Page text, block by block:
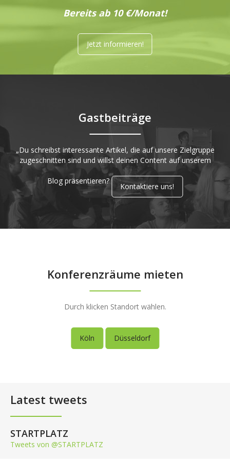
Bereits ab 10 €/Monat!
Jetzt informieren!
Gastbeiträge
„Du schreibst interessante Artikel, die auf unsere Zielgruppe
zugeschnitten sind und willst deinen Content auf unserem
Blog präsentieren?
Kontaktiere uns!
Konferenzräume mieten
Durch klicken Standort wählen.
Köln Düsseldorf
Latest tweets
STARTPLATZ
Tweets von @STARTPLATZ